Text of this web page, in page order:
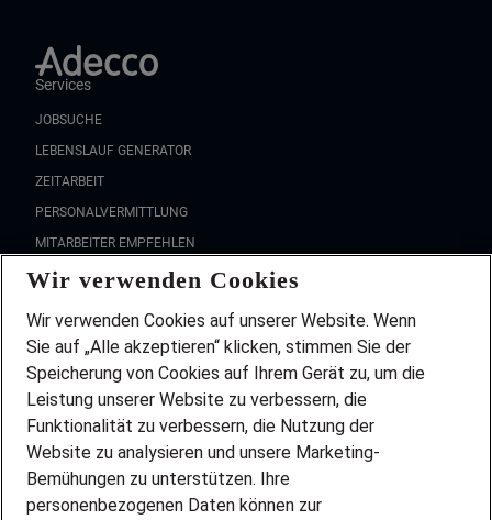
Services
JOBSUCHE
LEBENSLAUF GENERATOR
ZEITARBEIT
PERSONALVERMITTLUNG
MITARBEITER EMPFEHLEN
FAQ
Wir stellen ein!
DEINE BERUFSGRUPPE
DEINE LEBENSSITUATION
PARTNERSHIP WITH AIRBUS
INITIATIV BEWERBEN
ÜBER UNS
Wir verwenden Cookies
Wir verwenden Cookies auf unserer Website. Wenn
Sie auf „Alle akzeptieren“ klicken, stimmen Sie der
Speicherung von Cookies auf Ihrem Gerät zu, um die
Leistung unserer Website zu verbessern, die
Funktionalität zu verbessern, die Nutzung der
Website zu analysieren und unsere Marketing-
Bemühungen zu unterstützen. Ihre
personenbezogenen Daten können zur